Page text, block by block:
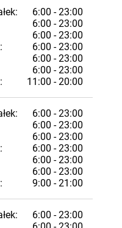
6:00 - 23:00
6:00 - 23:00
6:00 - 23:00
6:00 - 23:00
6:00 - 23:00
6:00 - 23:00
11:00 - 20:00
6:00 - 23:00
6:00 - 23:00
6:00 - 23:00
6:00 - 23:00
6:00 - 23:00
6:00 - 23:00
9:00 - 21:00
6:00 - 23:00